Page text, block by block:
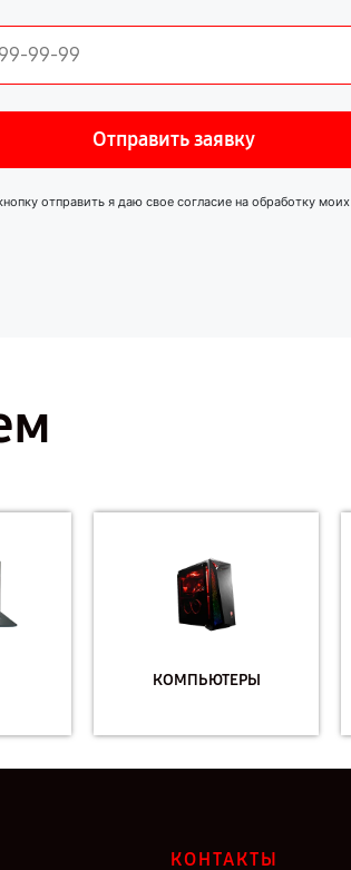
Отправить заявку
отправить я даю свое согласие на обработку моих
КОМПЬЮТЕРЫ
КОНТАКТЫ